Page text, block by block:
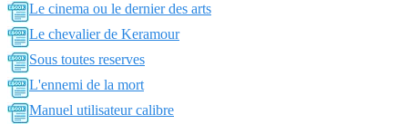
Le cinema ou le dernier des arts
Le chevalier de Keramour
Sous toutes reserves
L'ennemi de la mort
Manuel utilisateur calibre